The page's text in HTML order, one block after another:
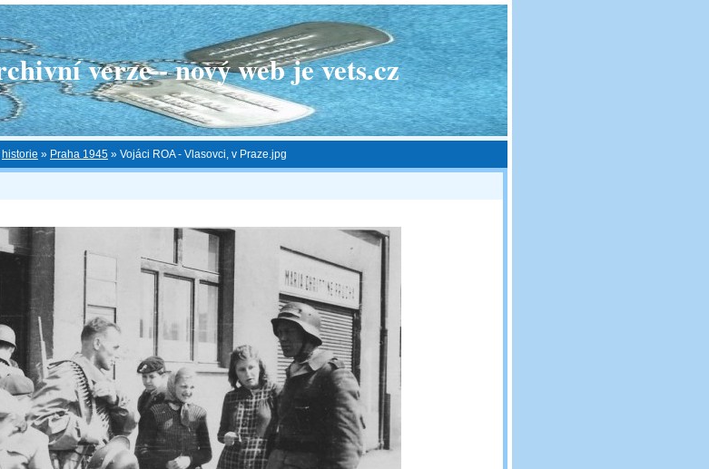
verze - nový web je vets.cz
historie » Praha 1945 » Vojáci ROA - Vlasovci, v Praze.jpg